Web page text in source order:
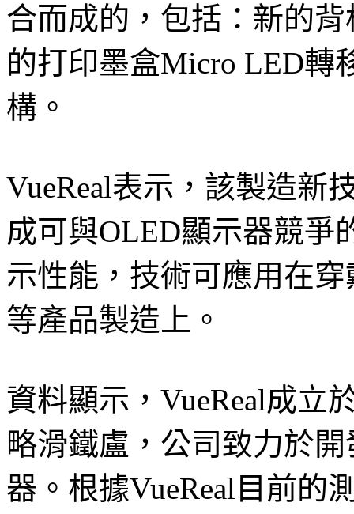
合而成的，包括：新的
的打印墨盒Micro LED轉
構。
VueReal表示，該製造新
成可與OLED顯示器競爭
示性能，技術可應用在
等產品製造上。
資料顯示，VueReal成立
略滑鐵盧，公司致力於
器。根據VueReal目前的